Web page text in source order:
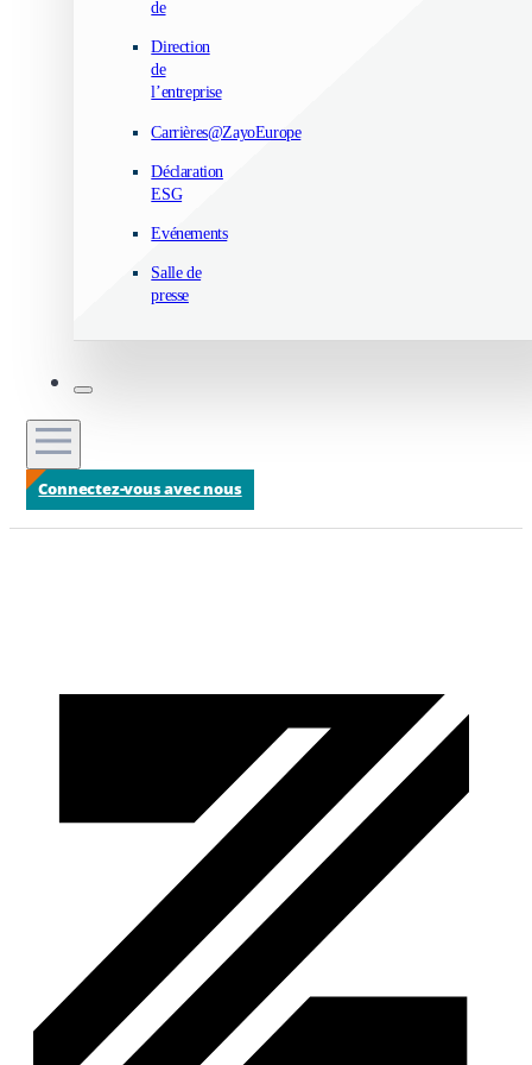
de
Direction
de
l’entreprise
Carrières@ZayoEurope
Déclaration
ESG
Evénements
Salle de
presse
Connectez-vous avec nous